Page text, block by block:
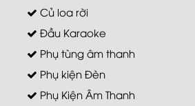
Củ loa rời
Đầu Karaoke
Phụ tùng âm thanh
Phụ kiện Đèn
Phụ Kiện Âm Thanh